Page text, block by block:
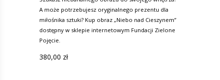
A może potrzebujesz oryginalnego prezentu dla
miłośnika sztuki? Kup obraz „Niebo nad Cieszynem”
dostępny w sklepie internetowym Fundacji Zielone
Pojęcie.
380,00 zł